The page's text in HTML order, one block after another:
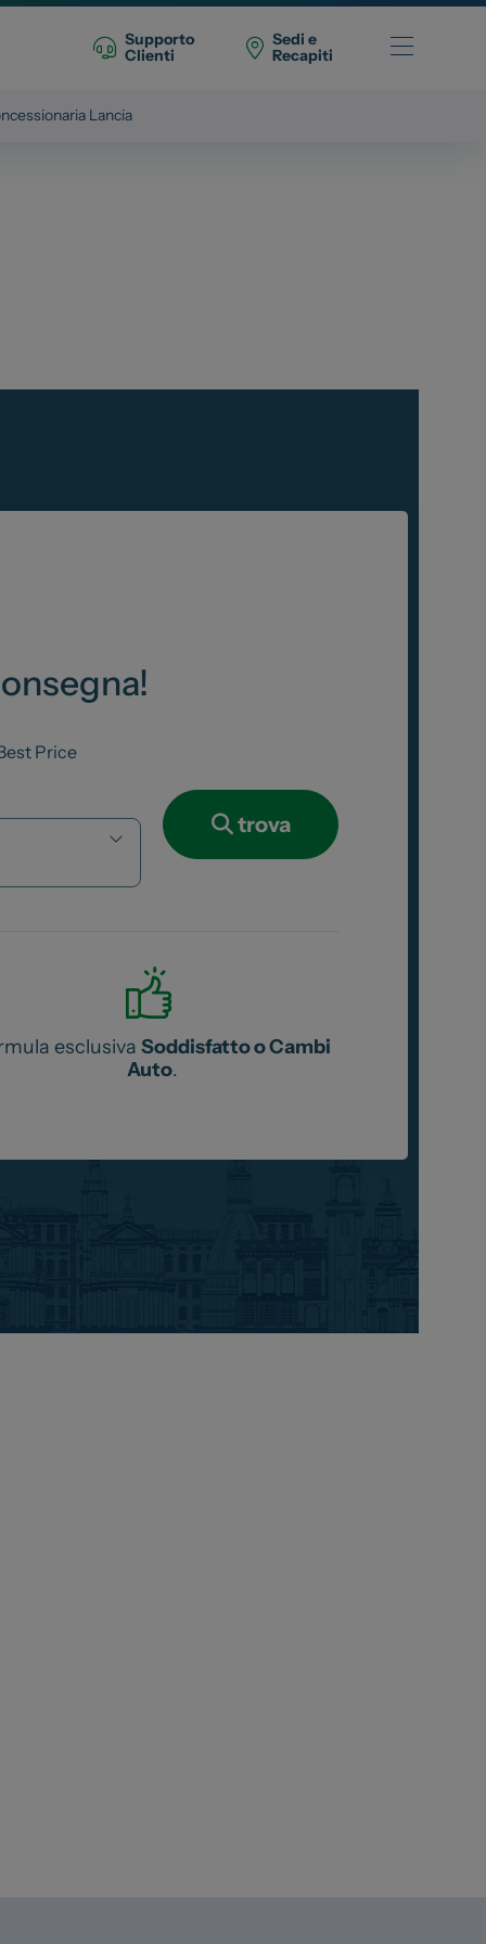
Supporto
Clienti
Sedi e
Recapiti
Lancia
spazio@spaziogroup.com
Price
trova
esclusiva Soddisfatto o Cambi
Auto.